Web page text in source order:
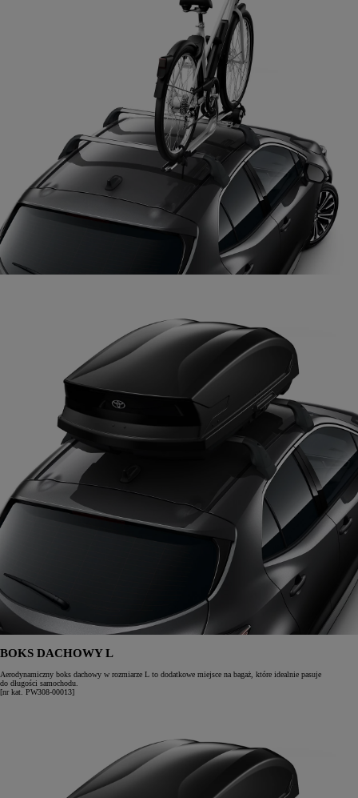
BOKS DACHOWY L
Aerodynamiczny boks dachowy w rozmiarze L to dodatkowe miejsce na bagaż, które idealnie pasuje
do długości samochodu.
[nr kat. PW308-00013]